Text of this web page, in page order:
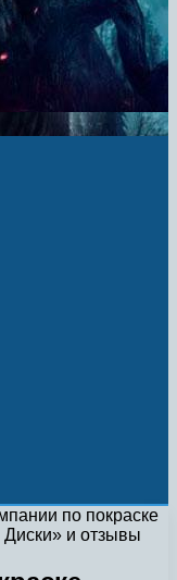
по покраске
Диски» и отзывы